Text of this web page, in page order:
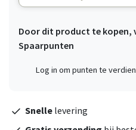
Door dit product te kopen,
Spaarpunten
Log in om punten te
Snelle levering